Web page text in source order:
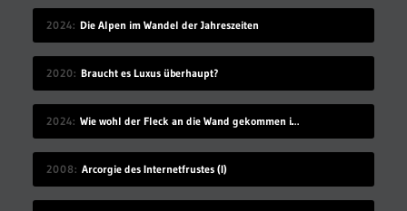
2024 Die Alpen im Wandel der Jahreszeiten
2020 Braucht es Luxus überhaupt?
2024 Wie wohl der Fleck an die Wand gekommen ist?
2008 Arcorgie des Internetfrustes (I)